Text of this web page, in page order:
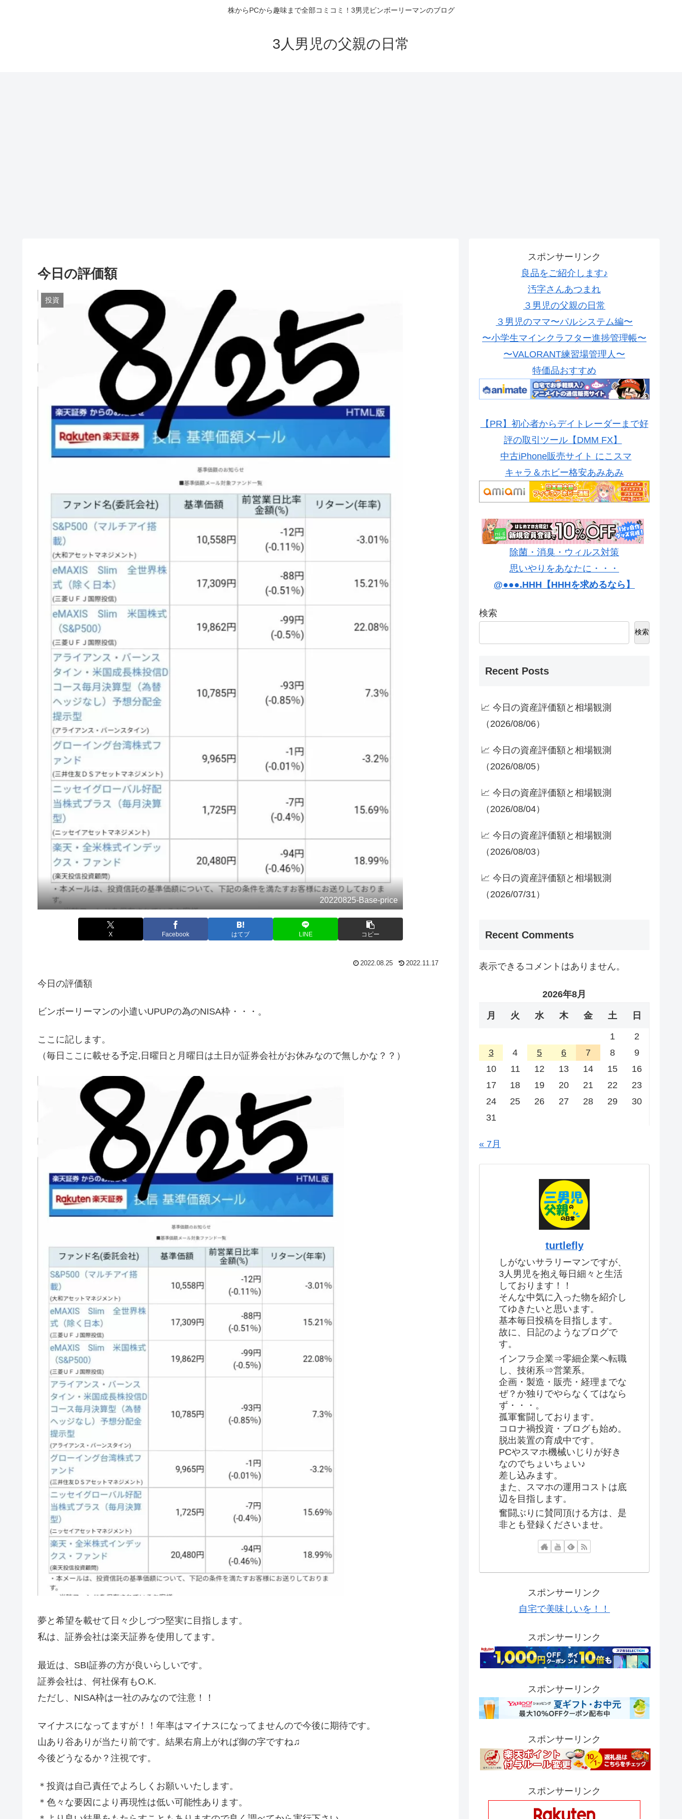
株からPCから趣味まで全部コミコミ！3男児ビンボーリーマンのブログ
3人男児の父親の日常
今日の評価額
投資
20220825-Base-price
X Facebook はてブ LINE コピー
2022.08.25 2022.11.17
今日の評価額
ビンボーリーマンの小遣いUPUPの為のNISA枠・・・。
ここに記します。
（毎日ここに載せる予定,日曜日と月曜日は土日が証券会社がお休みなので無しかな？？）
夢と希望を載せて日々少しづつ堅実に目指します。
私は、証券会社は楽天証券を使用してます。
最近は、SBI証券の方が良いらしいです。
証券会社は、何社保有もO.K.
ただし、NISA枠は一社のみなので注意！！
マイナスになってますが！！年率はマイナスになってませんので今後に期待です。
山あり谷ありが当たり前です。結果右肩上がれば御の字ですね♫
今後どうなるか？注視です。
＊投資は自己責任でよろしくお願いいたします。
＊色々な要因により再現性は低い可能性あります。
スポンサーリンク
良品をご紹介します♪
汚字さんあつまれ
３男児の父親の日常
３男児のママ〜パルシステム編〜
〜小学生マインクラフター進捗管理帳〜
〜VALORANT練習場管理人〜
特価品おすすめ
【PR】初心者からデイトレーダーまで好
評の取引ツール【DMM FX】
中古iPhone販売サイト にこスマ
キャラ＆ホビー格安あみあみ
除菌・消臭・ウィルス対策
思いやりをあなたに・・・
@●●●.HHH【HHHを求めるなら】
検索
検索
Recent Posts
📈 今日の資産評価額と相場観測
（2026/08/06）
📈 今日の資産評価額と相場観測
（2026/08/05）
📈 今日の資産評価額と相場観測
（2026/08/04）
📈 今日の資産評価額と相場観測
（2026/08/03）
📈 今日の資産評価額と相場観測
（2026/07/31）
Recent Comments
表示できるコメントはありません。
2026年8月
月 火 水 木 金 土 日
1
2
3
4 5 6 7 8
9
10
11 12 13 14 15
16
17
18 19 20 21 22
23
24
25 26 27 28 29
30
31
« 7月
turtlefly
しがないサラリーマンですが、
3人男児を抱え毎日細々と生活
しております！！
そんな中気に入った物を紹介し
てゆきたいと思います。
基本毎日投稿を目指します。
故に、日記のようなブログで
す。
インフラ企業⇒零細企業へ転職
し、技術系⇒営業系。
企画・製造・販売・経理までな
ぜ？か独りでやらなくてはなら
ず・・・。
孤軍奮闘しております。
コロナ禍投資・ブログも始め。
脱出装置の育成中です。
PCやスマホ機械いじりが好き
なのでちょいちょい♪
差し込みます。
また、スマホの運用コストは底
辺を目指します。
奮闘ぶりに賛同頂ける方は、是
非とも登録くださいませ。
スポンサーリンク
自宅で美味しいを！！
スポンサーリンク
スポンサーリンク
スポンサーリンク
スポンサーリンク